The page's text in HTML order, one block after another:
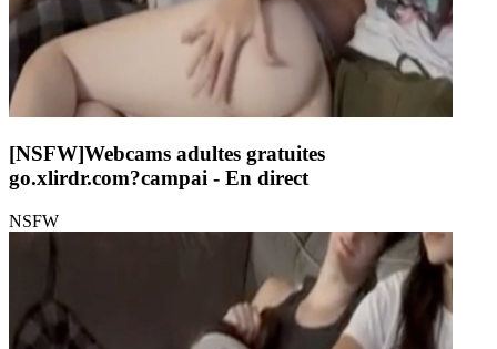
[NSFW]Webcams adultes gratuites
go.xlirdr.com?campai - En direct
NSFW